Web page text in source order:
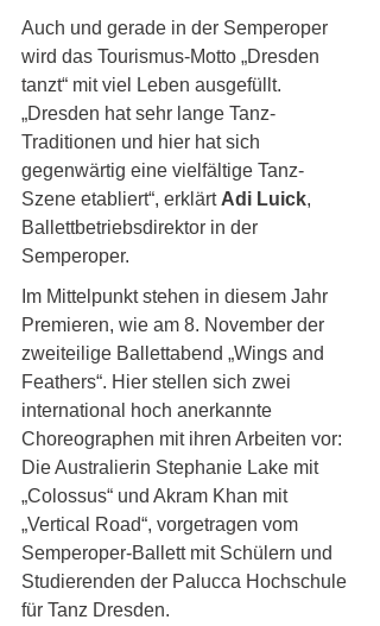
Auch und gerade in der Semperoper
wird das Tourismus-Motto „Dresden
tanzt“ mit viel Leben ausgefüllt.
„Dresden hat sehr lange Tanz-
Traditionen und hier hat sich
gegenwärtig eine vielfältige Tanz-
Szene etabliert“, erklärt Adi Luick,
Ballettbetriebsdirektor in der
Semperoper.
Im Mittelpunkt stehen in diesem Jahr
Premieren, wie am 8. November der
zweiteilige Ballettabend „Wings and
Feathers“. Hier stellen sich zwei
international hoch anerkannte
Choreographen mit ihren Arbeiten vor:
Die Australierin Stephanie Lake mit
„Colossus“ und Akram Khan mit
„Vertical Road“, vorgetragen vom
Semperoper-Ballett mit Schülern und
Studierenden der Palucca Hochschule
für Tanz Dresden.